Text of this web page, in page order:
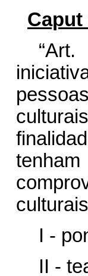
Caput
“Art.
I -
II -